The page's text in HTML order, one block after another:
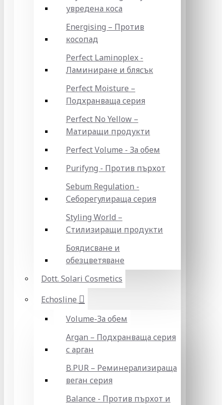
увредена коса
Energising – Против
косопад
Perfect Laminoplex -
Ламиниране и блясък
Perfect Moisture –
Подхранваща серия
Perfect No Yellow –
Матиращи продукти
Perfect Volume - За обем
Purifyng - Против пърхот
Sebum Regulation -
Себорегулираща серия
Styling World –
Стилизиращи продукти
Боядисване и
обезцветяване
Dott. Solari Cosmetics
Echosline
Volume-За обем
Argan – Подхранваща серия
с арган
B.PUR – Реминерализираща
веган серия
Balance - Против пърхот и